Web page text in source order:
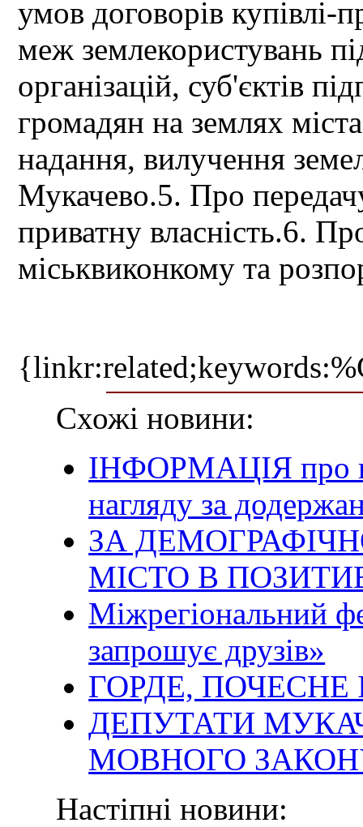
умов договорів
меж землекористувань
організацій, суб'єктів
громадян на землях
надання, вилучення
Мукачево.5. Про
приватну власність.6.
міськвиконкому та
Схожі новини:
ІНФОРМАЦІЯ про
нагляду за
ЗА
МІСТО В
Міжрегіональний
запрошує друзів»
ГОРДЕ, ПОЧЕСНЕ
ДЕПУТАТИ
МОВНОГО
Настіпні новини: